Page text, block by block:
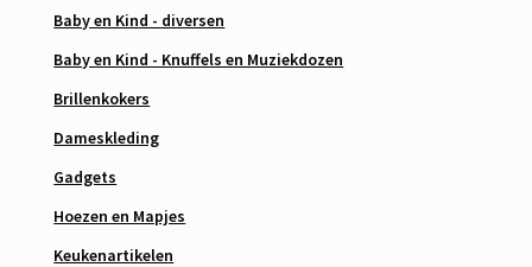
Baby en Kind - diversen
Baby en Kind - Knuffels en Muziekdozen
Brillenkokers
Dameskleding
Gadgets
Hoezen en Mapjes
Keukenartikelen